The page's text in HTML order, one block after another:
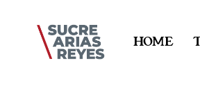
HOME